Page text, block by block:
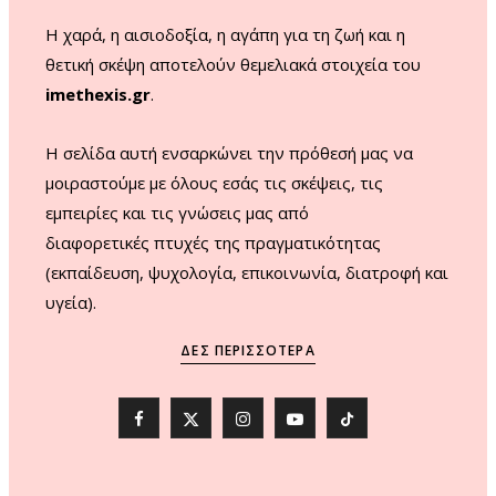
Η χαρά, η αισιοδοξία, η αγάπη για τη ζωή και η
θετική σκέψη αποτελούν θεμελιακά στοιχεία του
imethexis.gr.
H σελίδα αυτή ενσαρκώνει την πρόθεσή μας να
μοιραστούμε με όλους εσάς τις σκέψεις, τις
εμπειρίες και τις γνώσεις μας από
διαφορετικές πτυχές της πραγματικότητας
(εκπαίδευση, ψυχολογία, επικοινωνία, διατροφή και
υγεία).
ΔΕΣ ΠΕΡΙΣΣΌΤΕΡΑ
F
X
I
Y
T